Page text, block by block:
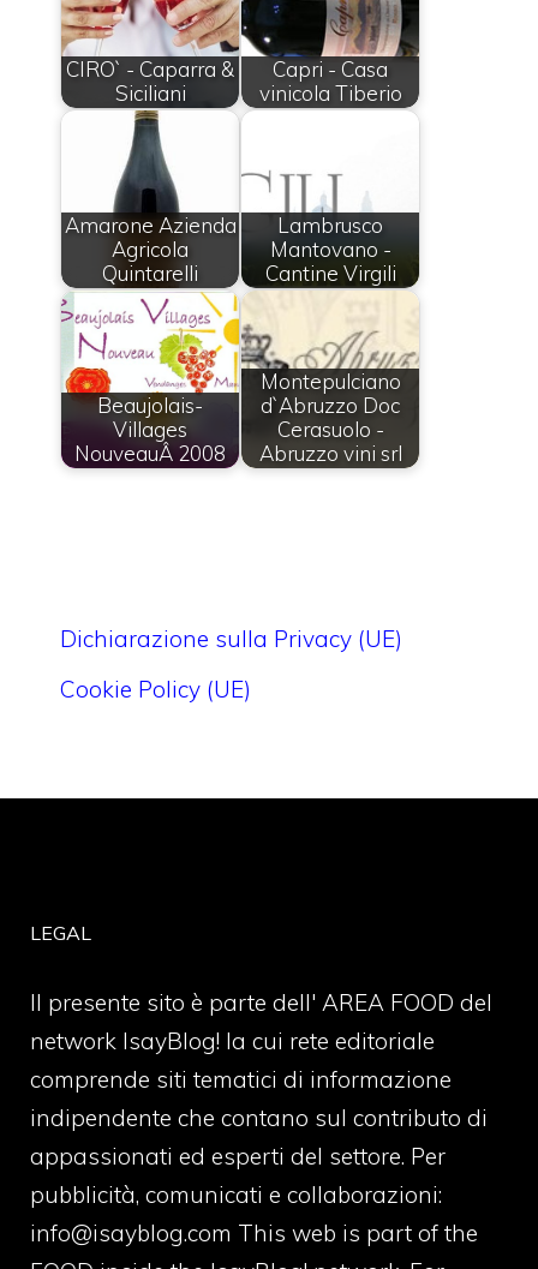
CIRO` - Caparra &
Siciliani
Capri - Casa
vinicola Tiberio
Amarone Azienda
Agricola
Quintarelli
Lambrusco
Mantovano -
Cantine Virgili
Beaujolais-
Villages
NouveauÂ 2008
Montepulciano
d`Abruzzo Doc
Cerasuolo -
Abruzzo vini srl
Dichiarazione sulla Privacy (UE)
Cookie Policy (UE)
LEGAL
Il presente sito è parte dell' AREA FOOD del
network IsayBlog! la cui rete editoriale
comprende siti tematici di informazione
indipendente che contano sul contributo di
appassionati ed esperti del settore. Per
pubblicità, comunicati e collaborazioni:
info@isayblog.com This web is part of the